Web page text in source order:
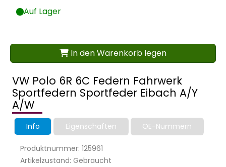
VW Polo 6R 6C Federn Fahrwerk
Sportfedern Sportfeder Eibach A/Y
A/W
Info Eigenschaften OE-Nummern
Produktnummer: 125961
Artikelzustand: Gebraucht
Auf Lager
In den Warenkorb legen